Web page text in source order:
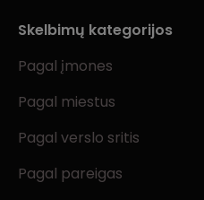
Skelbimų kategorijos
Pagal įmones
Pagal miestus
Pagal verslo sritis
Pagal pareigas